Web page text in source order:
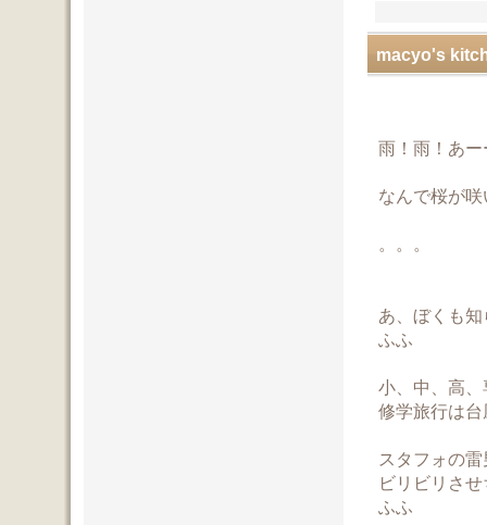
macyo's
雨！雨！あ
なんで桜が
。。。
あ、ぼくも
ふふ
小、中、高
修学旅行は
スタフォの
ビリビリさ
ふふ